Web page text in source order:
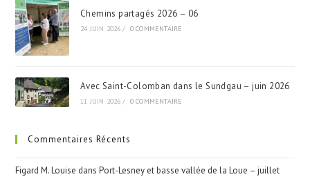
Chemins partagés 2026 – 06
24 JUIN 2026 / 0 COMMENTAIRE
Avec Saint-Colomban dans le Sundgau – juin 2026
11 JUIN 2026 / 0 COMMENTAIRE
Commentaires Récents
Figard M. Louise dansPort-Lesney et basse vallée de la Loue – juillet